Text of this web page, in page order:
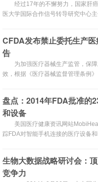
经过17年的不懈努力，国家肝
医大学国际合作信号转导研究中心
物技术开发有限公司联合申报的
家食品药品监督管理总局颁发的三类
式临床推广应用。
CFDA发布禁止委托生产
告
为加强医疗器械生产监管，保
效，根据《医疗器械监督管理条例
件的筛选原则，国家食品药品监督
医疗器械，组织制定了《禁止委托生
予发布。
盘点：2014年FDA批准的
和设备
美国医疗健康资讯网站
踪FDA对智能手机连接的医疗设备
生物大数据战略研讨会：
竞争力